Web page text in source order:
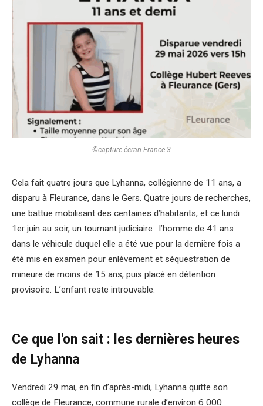
©capture écran France 3
Cela fait quatre jours que Lyhanna, collégienne de 11 ans, a
disparu à Fleurance, dans le Gers. Quatre jours de recherches,
une battue mobilisant des centaines d’habitants, et ce lundi
1er juin au soir, un tournant judiciaire : l’homme de 41 ans
dans le véhicule duquel elle a été vue pour la dernière fois a
été mis en examen pour enlèvement et séquestration de
mineure de moins de 15 ans, puis placé en détention
provisoire. L’enfant reste introuvable.
Ce que l'on sait : les dernières heures
de Lyhanna
Vendredi 29 mai, en fin d’après-midi, Lyhanna quitte son
collège de Fleurance, commune rurale d’environ 6 000